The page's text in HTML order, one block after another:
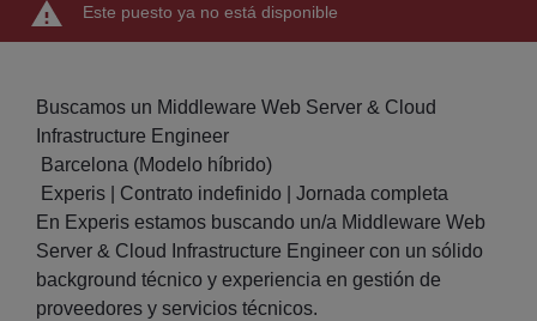
Este puesto ya no está disponible
Buscamos un Middleware Web Server & Cloud
Infrastructure Engineer
Barcelona (Modelo híbrido)
Experis | Contrato indefinido | Jornada completa
En Experis estamos buscando un/a Middleware Web
Server & Cloud Infrastructure Engineer con un sólido
background técnico y experiencia en gestión de
proveedores y servicios técnicos.